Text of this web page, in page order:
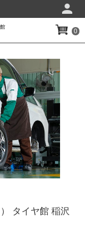
館
0
タイヤ館 稲沢